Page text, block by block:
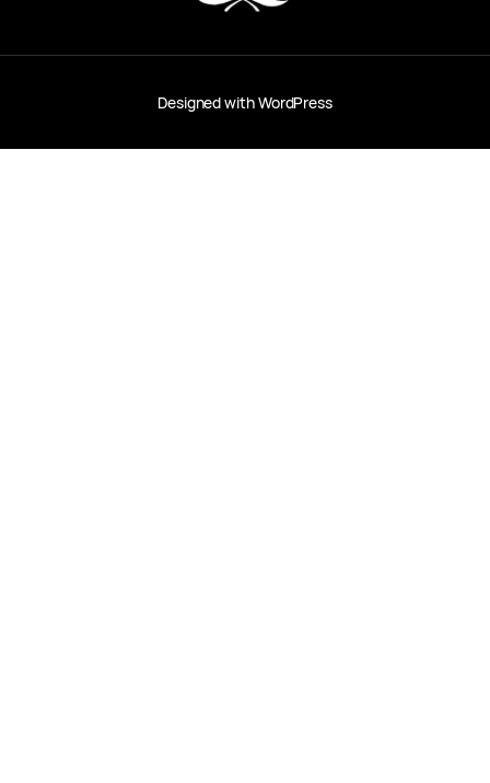
Designed withWordPress